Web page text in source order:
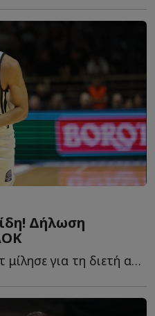
Δήλωση
Ο 30χρονος φόργουορντ μίλησε για τη διετή ανανέωση, τ...